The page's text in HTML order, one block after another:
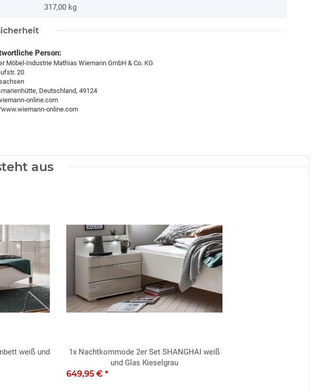
317,00 kg
Person:
Möbel-Industrie Mathias Wiemann GmbH & Co. KG
20
Deutschland, 49124
online.com
online.com
aus
weiß und
1x Nachtkommode 2er Set SHANGHAI weiß
und Glas Kieselgrau
649,95 € *